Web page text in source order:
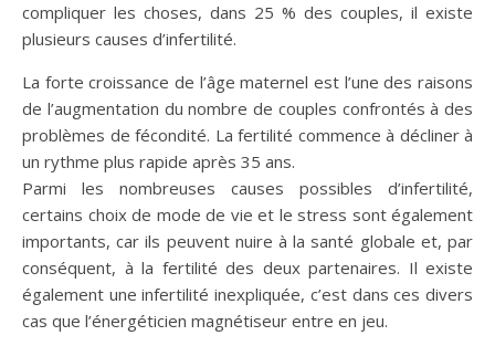
compliquer les choses, dans 25 % des couples, il existe
plusieurs causes d’infertilité.
La forte croissance de l’âge maternel est l’une des raisons
de l’augmentation du nombre de couples confrontés à des
problèmes de fécondité. La fertilité commence à décliner à
un rythme plus rapide après 35 ans.
Parmi les nombreuses causes possibles d’infertilité,
certains choix de mode de vie et le stress sont également
importants, car ils peuvent nuire à la santé globale et, par
conséquent, à la fertilité des deux partenaires. Il existe
également une infertilité inexpliquée, c’est dans ces divers
cas que l’énergéticien magnétiseur entre en jeu.